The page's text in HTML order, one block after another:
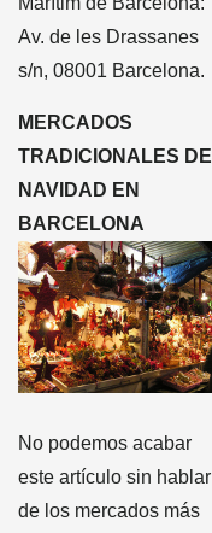
Av. de les Drassanes
s/n, 08001 Barcelona.
MERCADOS
TRADICIONALES DE
NAVIDAD EN
BARCELONA
No podemos acabar
este artículo sin hablar
de los mercados más